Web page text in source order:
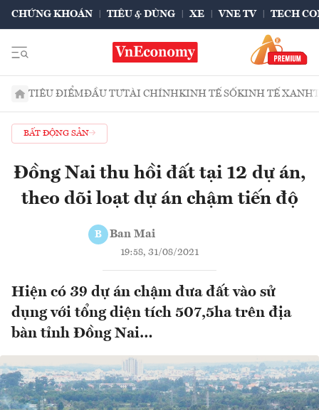
CHỨNG KHOÁN TIÊU & DÙNG XE VNE TV TECH
TIÊU ĐIỂMĐẦU TƯTÀI CHÍNHKINH TẾ SỐKINH TẾ XANH
BẤT ĐỘNG SẢN
Đồng Nai thu hồi đất tại 12 dự án,
theo dõi loạt dự án chậm tiến độ
B Ban Mai
19:58, 31/08/2021
Hiện có 39 dự án chậm đưa đất vào sử
dụng với tổng diện tích 507,5ha trên địa
bàn tỉnh Đồng Nai…